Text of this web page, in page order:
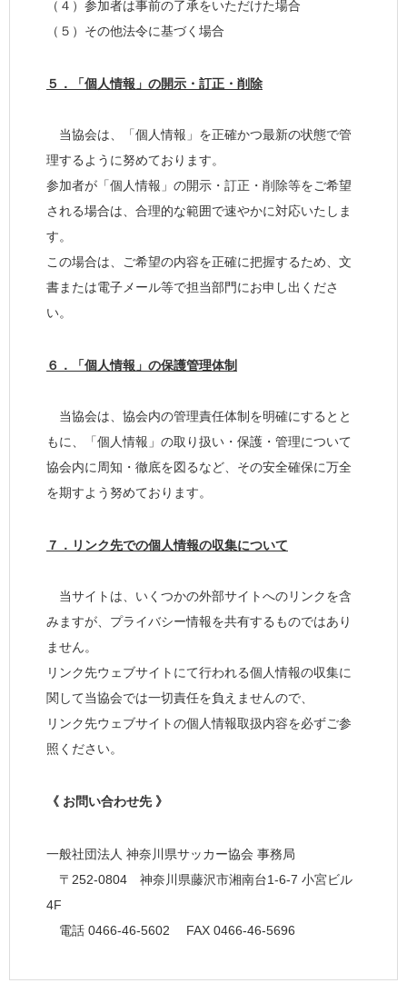
（４）参加者は事前の了承をいただけた場合
（５）その他法令に基づく場合
５．「個人情報」の開示・訂正・削除
当協会は、「個人情報」を正確かつ最新の状態で管
理するように努めております。
参加者が「個人情報」の開示・訂正・削除等をご希望
される場合は、合理的な範囲で速やかに対応いたしま
す。
この場合は、ご希望の内容を正確に把握するため、文
書または電子メール等で担当部門にお申し出くださ
い。
６．「個人情報」の保護管理体制
当協会は、協会内の管理責任体制を明確にするとと
もに、「個人情報」の取り扱い・保護・管理について
協会内に周知・徹底を図るなど、その安全確保に万全
を期すよう努めております。
７．リンク先での個人情報の収集について
当サイトは、いくつかの外部サイトへのリンクを含
みますが、プライバシー情報を共有するものではあり
ません。
リンク先ウェブサイトにて行われる個人情報の収集に
関して当協会では一切責任を負えませんので、
リンク先ウェブサイトの個人情報取扱内容を必ずご参
照ください。
《 お問い合わせ先 》
一般社団法人 神奈川県サッカー協会 事務局
〒252-0804 神奈川県藤沢市湘南台1-6-7 小宮ビル
4F
電話 0466-46-5602 FAX 0466-46-5696